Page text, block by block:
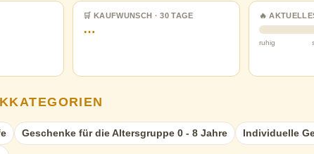
🛒 KAUFWUNSCH · 30 TAGE
…
🔥
ruhig
Geschenke für die Altersgruppe 0 - 8 Jahre Individuelle